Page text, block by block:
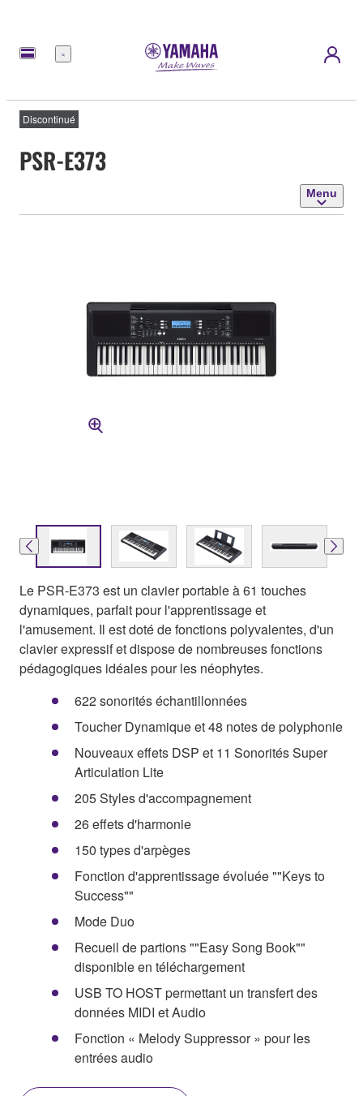
Menu
Discontinué
PSR-E373
Menu
Le PSR-E373 est un clavier portable à 61 touches
dynamiques, parfait pour l'apprentissage et
l'amusement. Il est doté de fonctions polyvalentes, d'un
clavier expressif et dispose de nombreuses fonctions
pédagogiques idéales pour les néophytes.
622 sonorités échantillonnées
Toucher Dynamique et 48 notes de polyphonie
Nouveaux effets DSP et 11 Sonorités Super
Articulation Lite
205 Styles d'accompagnement
26 effets d'harmonie
150 types d'arpèges
Fonction d'apprentissage évoluée ""Keys to
Success""
Mode Duo
Recueil de partions ""Easy Song Book""
disponible en téléchargement
USB TO HOST permettant un transfert des
données MIDI et Audio
Fonction « Melody Suppressor » pour les
entrées audio